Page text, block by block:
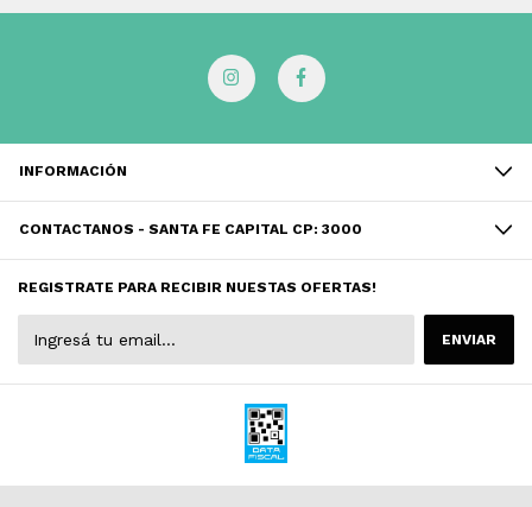
INFORMACIÓN
CONTACTANOS - SANTA FE CAPITAL CP: 3000
REGISTRATE PARA RECIBIR NUESTAS OFERTAS!